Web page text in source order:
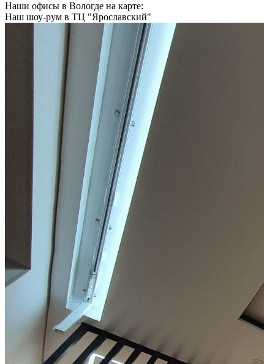
Наши офисы в Вологде на карте:
Наш шоу-рум в ТЦ "Ярославский"